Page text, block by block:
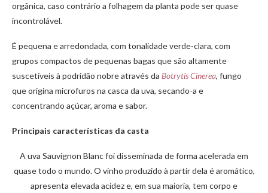
orgânica, caso contrário a folhagem da planta pode ser quase
incontrolável.
É pequena e arredondada, com tonalidade verde-clara, com
grupos compactos de pequenas bagas que são altamente
suscetíveis à podridão nobre através da Botrytis Cinerea, fungo
que origina microfuros na casca da uva, secando-a e
concentrando açúcar, aroma e sabor.
Principais características da casta
A uva Sauvignon Blanc foi disseminada de forma acelerada em
quase todo o mundo. O vinho produzido à partir dela é aromático,
apresenta elevada acidez e, em sua maioria, tem corpo e